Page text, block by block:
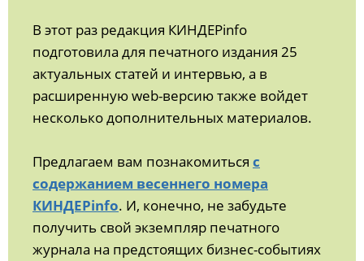
В этот раз редакция КИНДЕРinfo
подготовила для печатного издания 25
актуальных статей и интервью, а в
расширенную web-версию также войдет
несколько дополнительных материалов.
Предлагаем вам познакомиться с
содержанием весеннего номера
КИНДЕРinfo. И, конечно, не забудьте
получить свой экземпляр печатного
журнала на предстоящих бизнес-событиях